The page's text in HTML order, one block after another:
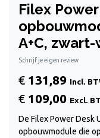
Filex Power
A+C,
Schrijf je eigen review
€ 131,89 Incl.
€ 109,00 Excl.
De Filex Power Desk
opbouwmodule die